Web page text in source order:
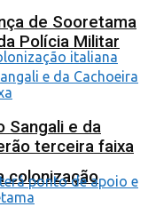
colonização
de Sooretama
Polícia Militar
Sangali e da
terceira faixa